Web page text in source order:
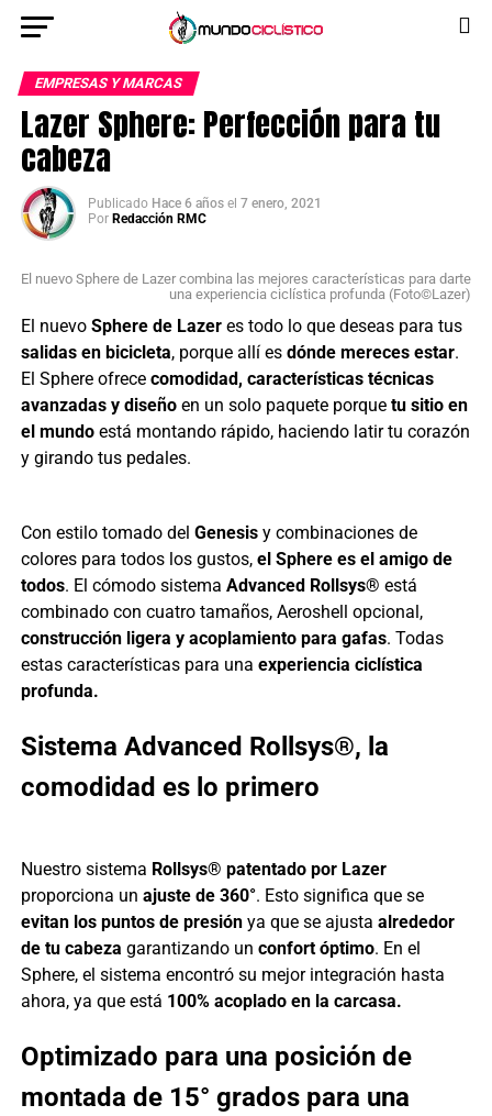
EMPRESAS Y MARCAS
Lazer Sphere: Perfección para tu
cabeza
Publicado Hace 6 años el 7 enero, 2021
Por Redacción RMC
El nuevo Sphere de Lazer combina las mejores características para darte
una experiencia ciclística profunda (Foto©Lazer)
El nuevo Sphere de Lazeres todo lo que deseas para tus
salidas en bicicleta, porque allí es dónde mereces estar.
El Sphere ofrece comodidad, características técnicas
avanzadas y diseñoen un solo paquete porque tu sitio en
el mundo está montando rápido, haciendo latir tu corazón
y girando tus pedales.
Con estilo tomado del Genesisy combinaciones de
colores para todos los gustos, el Sphere es el amigo de
todos. El cómodo sistema Advanced Rollsys® está
combinado con cuatro tamaños, Aeroshell opcional,
construcción ligera y acoplamiento para gafas. Todas
estas características para una experiencia ciclística
profunda.
Sistema Advanced Rollsys®, la
comodidad es lo primero
Nuestro sistema Rollsys® patentado por Lazer
proporciona un ajuste de 360​°. Esto significa que se
evitan los puntos de presiónya que se ajusta alrededor
de tu cabeza garantizando un confort óptimo. En el
Sphere, el sistema encontró su mejor integración hasta
ahora, ya que está 100% acoplado en la carcasa.
Optimizado para una posición de
montada de 15° grados para una